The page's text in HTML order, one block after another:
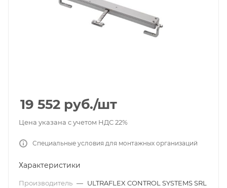
19 552 руб./шт
Цена указана с учетом НДС 22%
Специальные условия для монтажных организаций
Характеристики
Производитель — ULTRAFLEX CONTROL SYSTEMS SRL